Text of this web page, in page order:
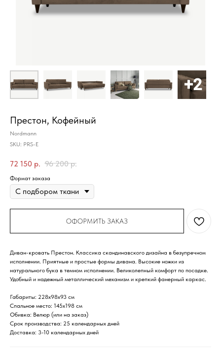
Престон, Кофейный
Nordmann
SKU: PRS-E
72 150 р. 96 200 р.
Формат заказа
ОФОРМИТЬ ЗАКАЗ
Диван-кровать Престон. Классика скандинавского дизайна в безупречном
исполнении. Приятные и простые формы дивана. Высокие ножки из
натурального бука в темном исполнении. Великолепный комфорт по посадке.
Удобный и надежный металлический механизм и крепкий фанерный каркас.
Габариты: 228х98х93 см
Спальное место: 145х198 см
Обивка: Велюр (или на заказ)
Срок производства: 25 календарных дней
Доставка: 3-10 календарных дней